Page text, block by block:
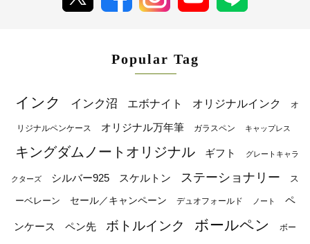
Popular Tag
インク インク沼 エボナイト オリジナルインク オ
リジナルペンケース オリジナル万年筆 ガラスペン キャップレス
キングダムノートオリジナル ギフト グレートキャラ
クターズ シルバー925 スケルトン ステーショナリー ス
ーベレーン セール／キャンペーン デュオフォールド ノート ペ
ンケース ペン先 ボトルインク ボールペン ボー